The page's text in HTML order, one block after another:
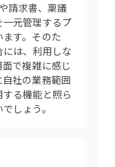
請求書、稟議
元管理するプ
す。そのた
は、利用しな
で複雑に感じ
社の業務範囲
る機能と照ら
しょう。